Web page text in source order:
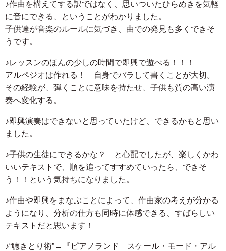
♪作曲を構えてする訳ではなく、思いついたひらめきを気軽
に音にできる、ということがわかりました。
子供達が音楽のルールに気づき、曲での発見も多くできそ
うです。
♪レッスンのほんの少しの時間で即興で遊べる！！！
アルペジオは作れる！ 自身でバラして書くことが大切。
その経験が、弾くことに意味を持たせ、子供も質の高い演
奏へ変化する。
♪即興演奏はできないと思っていたけど、できるかもと思い
ました。
♪子供の生徒にできるかな？ と心配でしたが、楽しくかわ
いいテキストで、順を追ってすすめていったら、できそ
う！！という気持ちになりました。
♪作曲や即興をまなぶことによって、作曲家の考えが分かる
ようになり、分析の仕方も同時に体感できる、すばらしい
テキストだと思います！
♪“聴きとり術”→『ピアノランド スケール・モード・アル